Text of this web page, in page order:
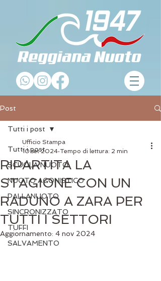
Post
Tutti i post
SCUOLA NUOTO
NUOTO AGONISTICO
PALLANUOTO
SINCRONIZZATO
TUFFI
SALVAMENTO
Tutti i post
RIPARTITA LA
STAGIONE CON UN
RADUNO A ZARA PER
TUTTI I SETTORI
Ufficio Stampa
10 set 2024 Tempo di lettura: 2 min
Aggiornamento: 4 nov 2024